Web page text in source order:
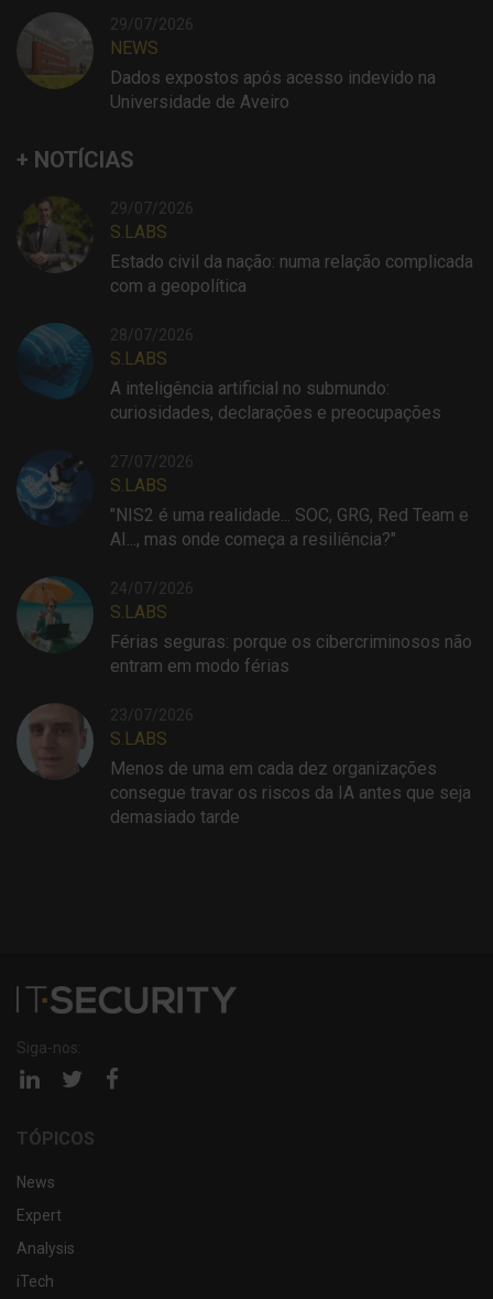
29/07/2026
NEWS
Dados expostos após acesso indevido na
Universidade de Aveiro
+ NOTÍCIAS
29/07/2026
S.LABS
Estado civil da nação: numa relação complicada
com a geopolítica
28/07/2026
S.LABS
A inteligência artificial no submundo:
curiosidades, declarações e preocupações
27/07/2026
S.LABS
"NIS2 é uma realidade... SOC, GRG, Red Team e
AI..., mas onde começa a resiliência?"
24/07/2026
S.LABS
Férias seguras: porque os cibercriminosos não
entram em modo férias
23/07/2026
S.LABS
Menos de uma em cada dez organizações
consegue travar os riscos da IA antes que seja
demasiado tarde
Siga-nos:
Página Página
TÓPICOS
News
Expert
Analysis
iTech